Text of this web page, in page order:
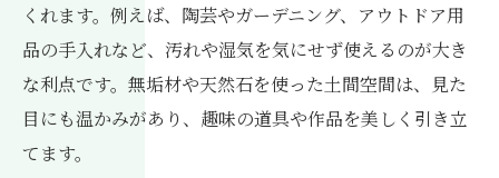
くれます。例えば、陶芸やガーデニング、アウトドア用
品の手入れなど、汚れや湿気を気にせず使えるのが大き
な利点です。無垢材や天然石を使った土間空間は、見た
目にも温かみがあり、趣味の道具や作品を美しく引き立
てます。